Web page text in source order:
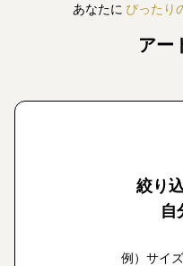
あなたに ぴったり
アー
絞り
自
例）サイ